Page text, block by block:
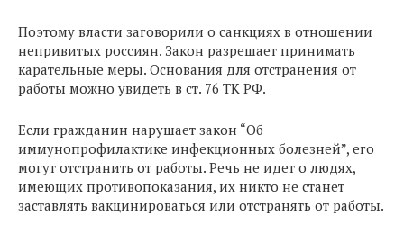
Поэтому власти заговорили о санкциях в отношении
непривитых россиян. Закон разрешает принимать
карательные меры. Основания для отстранения от
работы можно увидеть в ст. 76 ТК РФ.
Если гражданин нарушает закон “Об
иммунопрофилактике инфекционных болезней”, его
могут отстранить от работы. Речь не идет о людях,
имеющих противопоказания, их никто не станет
заставлять вакцинироваться или отстранять от работы.